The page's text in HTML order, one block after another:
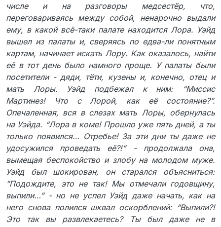
числе и на разговоры медсестёр, что,
переговариваясь между собой, ненарочно выдали
ему, в какой всё-таки палате находится Лора. Уэйд
вышел из палаты и, сверяясь по едва-ли понятным
картам, начинает искать Лору. Как оказалось, найти
её в тот день было намного проще. У палаты были
посетители - дяди, тёти, кузены и, конечно, отец и
мать Лоры. Уэйд подбежал к ним: “Миссис
Мартинез! Что с Лорой, как её состояние?”.
Опечаленная, вся в слезах мать Лоры, обернулась
на Уэйда. “Лора в коме! Прошло уже пять дней, а ты
только появился… Отребье! За эти дни ты даже не
удосужился проведать её?!” - продолжала она,
вымещая беспокойство и злобу на молодом муже.
Уэйд был шокирован, он старался объясниться:
“Подождите, это не так! Мы отмечали годовщину,
выпили…” - но не успел Уэйд даже начать, как на
него снова полился шквал оскорблений: “Выпили?!
Это так вы развлекаетесь? Ты был даже не в